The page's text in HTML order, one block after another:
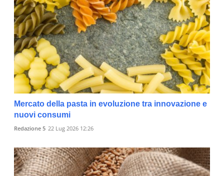
Mercato della pasta in evoluzione tra innovazione e
nuovi consumi
Redazione 5 22 Lug 2026 12:26